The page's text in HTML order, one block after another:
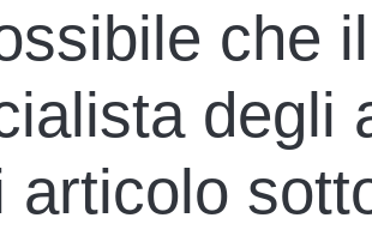
che
degli
articolo